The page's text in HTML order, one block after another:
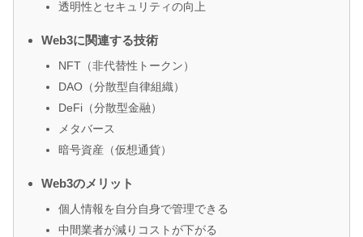
透明性とセキュリティの向上
Web3に関連する技術
NFT（非代替性トークン）
DAO（分散型自律組織）
DeFi（分散型金融）
メタバース
暗号資産（仮想通貨）
Web3のメリット
個人情報を自分自身で管理できる
中間業者が減りコストが下がる